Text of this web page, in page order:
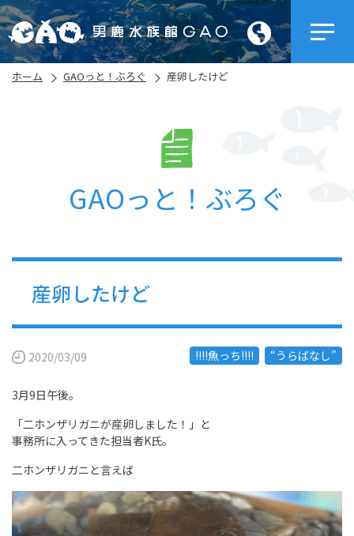
ホーム GAOっと！ぶろぐ 産卵したけど
GAOっと！ぶろぐ
産卵したけど
2020/03/09 !!!!魚っち!!!! “うらばなし”
3月9日午後。
「二ホンザリガニが産卵しました！」と
事務所に入ってきた担当者K氏。
二ホンザリガニと言えば